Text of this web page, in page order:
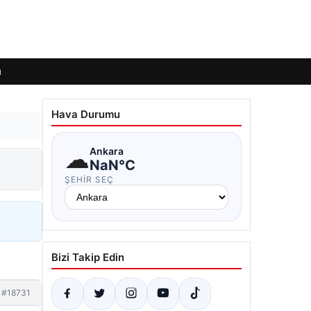
#18731
Hava Durumu
☁Ankara
NaN°C
ŞEHIR SEÇ
Bizi Takip Edin